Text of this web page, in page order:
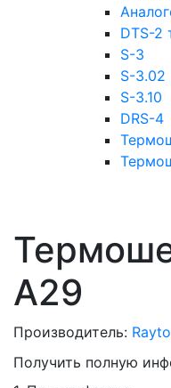
DTS-2
S-3
S-3.02
S-3.10
DRS-4
A29
Производитель: Rayto
Получить полную